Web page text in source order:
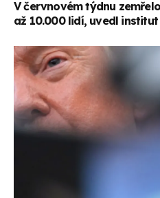
V červnovém týdnu
až 10.000 lidí, uvedl institut